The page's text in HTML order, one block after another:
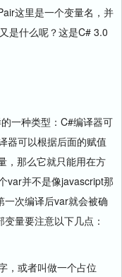
这里是一个变量名，并
是什么呢？这是C# 3.0
一种类型：C#编译器可
器可以根据后面的赋值
，那么它就只能用在方
var并不是像javascript那
一次编译后var就会被确
量要注意以下几点：
，或者叫做一个占位